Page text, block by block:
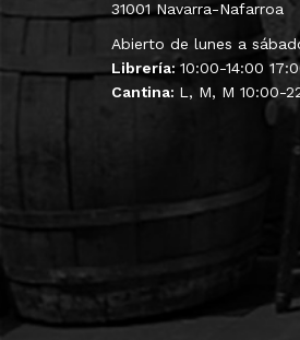
31001 Navarra-Nafarroa
Abierto de lunes a
Librería: 10:00-14:00
Cantina: L, M, M 10:00-